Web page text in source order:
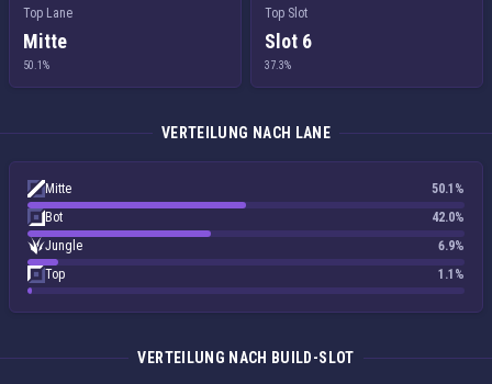
Top Lane
Mitte
50.1%
Top Slot
Slot 6
37.3%
VERTEILUNG NACH LANE
Mitte
50.1%
Bot
42.0%
Jungle
6.9%
Top
1.1%
VERTEILUNG NACH BUILD-SLOT